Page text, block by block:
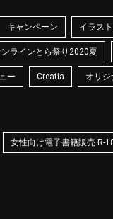
キャンペーン イラス
ラインとら祭り2020夏
ー Creatia オリ
女性向け電子書籍販売 R-